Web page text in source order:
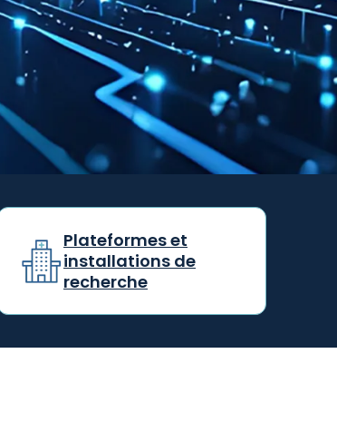
Plateformes et
installations de
recherche